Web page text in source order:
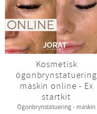
Kosmetisk
ögonbrynstatuering
maskin online - Ex
startkit
Ögonbrynstatuering - maskin